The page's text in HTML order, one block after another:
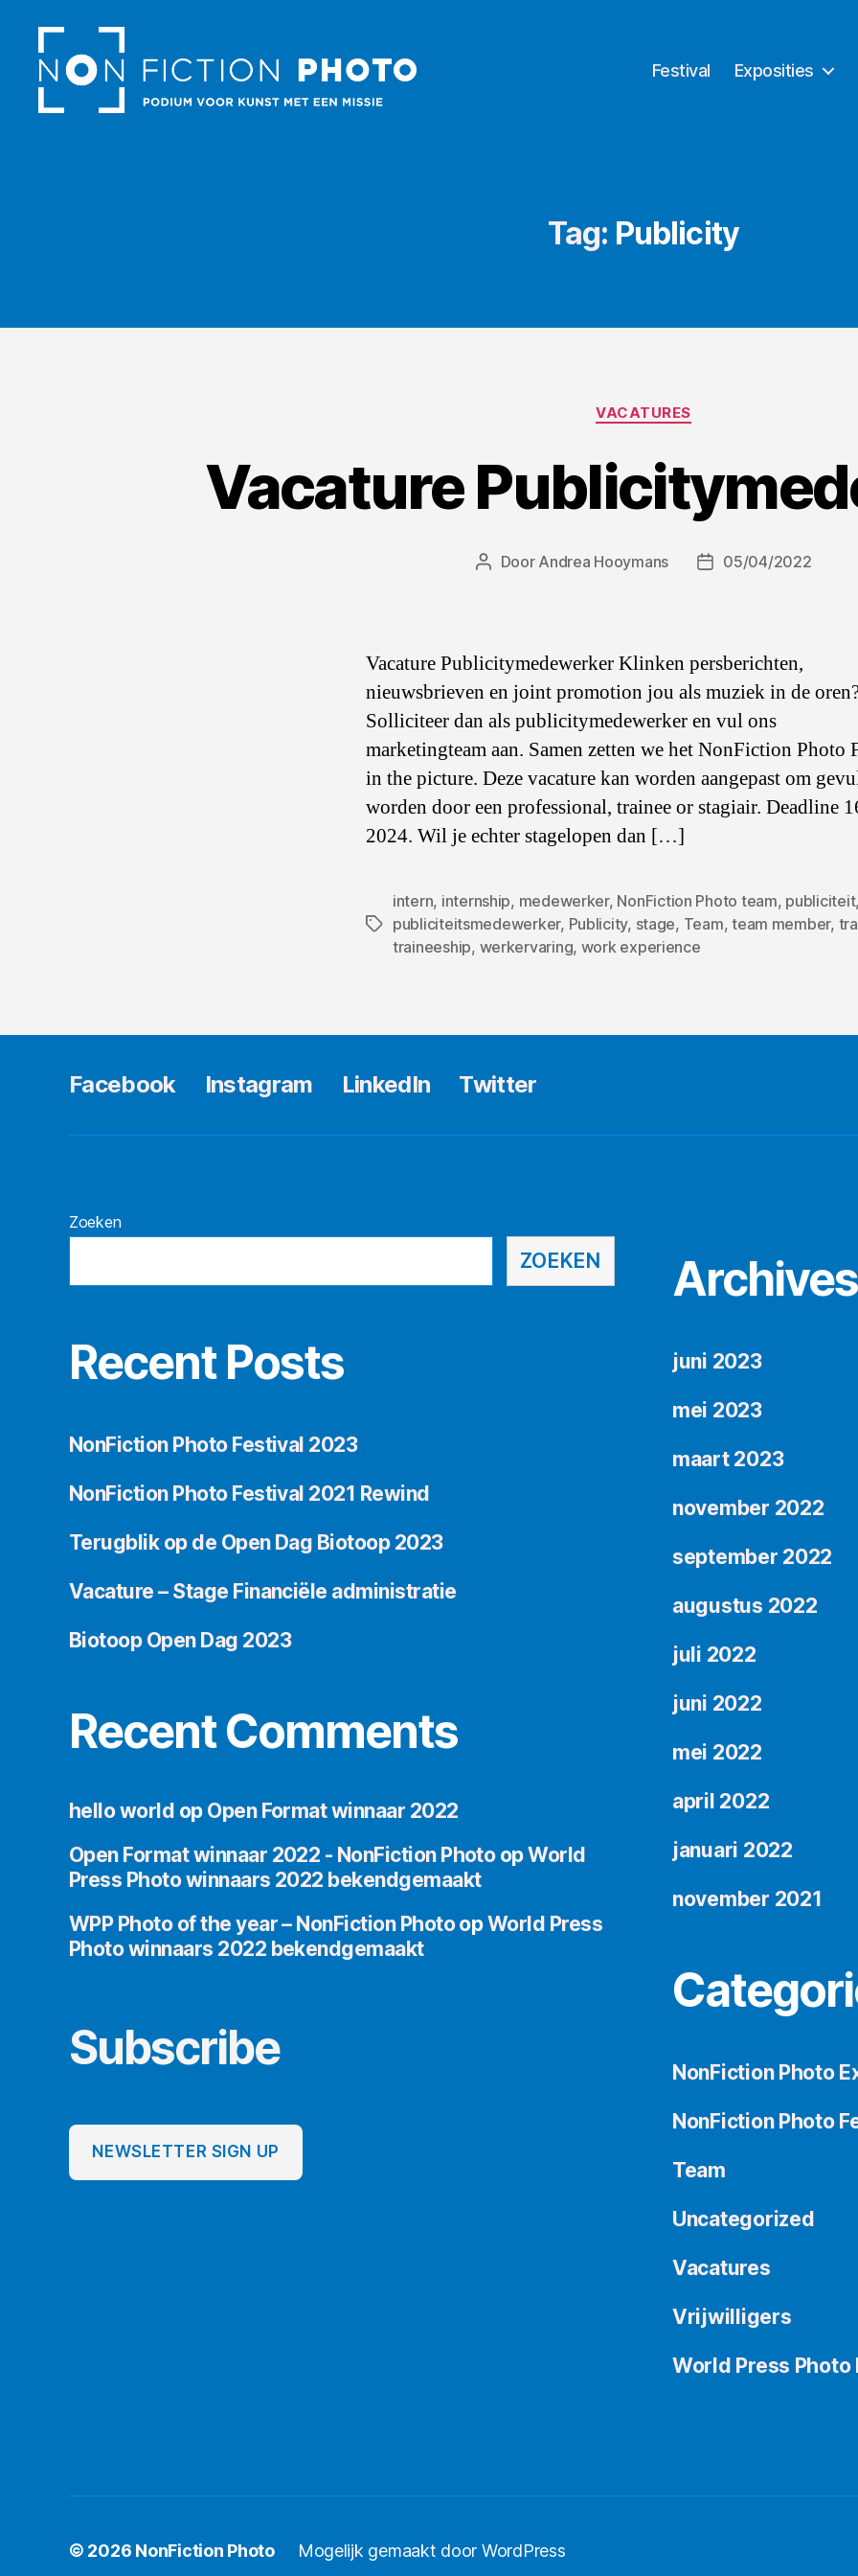
Festival Exposities
Tag: Publicity
Categorieën
VACATURES
Vacature
Berichtauteur
Door Andrea Hooymans Berichtdatum
05/04/2022
Vacature Publicitymedewerker Klinken persberichten,
nieuwsbrieven en joint promotion jou als muziek in de
Solliciteer dan als publicitymedewerker en vul ons
marketingteam aan. Samen zetten we het NonFiction Photo
in the picture. Deze vacature kan worden aangepast om
worden door een professional, trainee or stagiair. Deadline
2024. Wil je echter stagelopen dan […]
Tags
intern, internship, medewerker, NonFiction Photo team, publiciteit,
publiciteitsmedewerker, Publicity, stage, Team,team member,
traineeship, werkervaring, work experience
Facebook Instagram LinkedIn Twitter
Zoeken
ZOEKEN
Recent Posts
NonFiction Photo Festival 2023
NonFiction Photo Festival 2021 Rewind
Terugblik op de Open Dag Biotoop 2023
Vacature – Stage Financiële administratie
Biotoop Open Dag 2023
Recent Comments
hello world op Open Format winnaar 2022
Open Format winnaar 2022 - NonFiction PhotoopWorld
Press Photo winnaars 2022 bekendgemaakt
WPP Photo of the year – NonFiction PhotoopWorld Press
Photo winnaars 2022 bekendgemaakt
Subscribe
NEWSLETTER SIGN UP
Archives
juni 2023
mei 2023
maart 2023
november 2022
september 2022
augustus 2022
juli 2022
juni 2022
mei 2022
april 2022
januari 2022
november 2021
NonFiction Photo
NonFiction Photo
Team
Uncategorized
Vacatures
Vrijwilligers
World Press Photo
© 2026 NonFiction Photo Mogelijk gemaakt door WordPress